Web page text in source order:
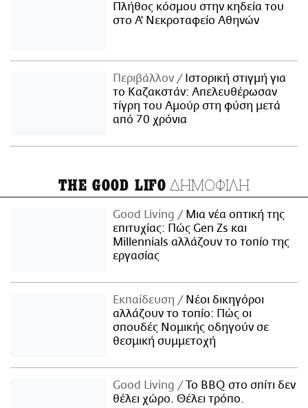
Πλήθος κόσμου στην κηδεία του
στο Α' Νεκροταφείο Αθηνών
Περιβάλλον
Ιστορική στιγμή για
το Καζακστάν: Απελευθέρωσαν
τίγρη του Αμούρ στη φύση μετά
από 70 χρόνια
THE GOOD LIFO ΔΗΜΟΦΙΛΗ
Good Living
Μια νέα οπτική της
επιτυχίας: Πώς Gen Zs και
Millennials αλλάζουν το τοπίο της
εργασίας
Εκπαίδευση
Νέοι δικηγόροι
αλλάζουν το τοπίο: Πώς οι
σπουδές Νομικής οδηγούν σε
θεσμική συμμετοχή
Good Living
Το BBQ στο σπίτι δεν
θέλει χώρο. Θέλει τρόπο.